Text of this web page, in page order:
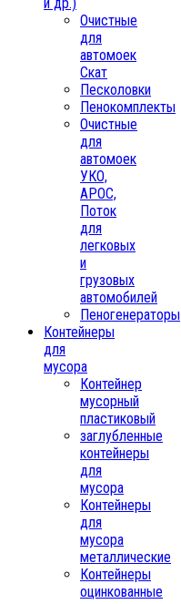
и др.)
Очистные
для
автомоек
Скат
Песколовки
Пенокомплекты
Очистные
для
автомоек
УКО,
АРОС,
Поток
для
легковых
и
грузовых
автомобилей
Пеногенераторы
Контейнеры
для
мусора
Контейнер
мусорный
пластиковый
заглубленные
контейнеры
для
мусора
Контейнеры
для
мусора
металлические
Контейнеры
оцинкованные